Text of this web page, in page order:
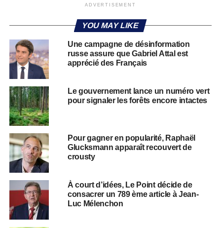
ADVERTISEMENT
YOU MAY LIKE
Une campagne de désinformation
russe assure que Gabriel Attal est
apprécié des Français
Le gouvernement lance un numéro vert
pour signaler les forêts encore intactes
Pour gagner en popularité, Raphaël
Glucksmann apparaît recouvert de
crousty
À court d’idées, Le Point décide de
consacrer un 789 ème article à Jean-
Luc Mélenchon